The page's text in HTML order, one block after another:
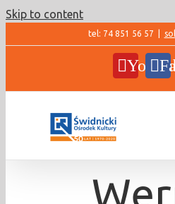
Skip to content
tel: 74 851 56 57